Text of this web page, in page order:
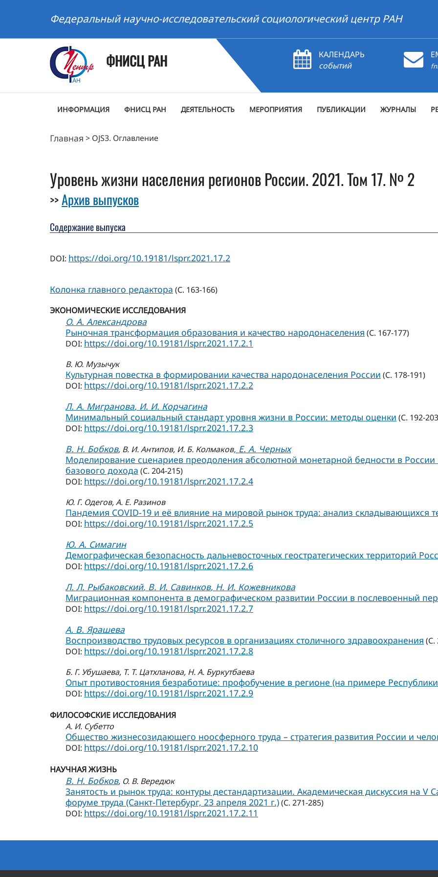
Федеральный научно-исследовательский социологический центр РАН
ФНИСЦ РАН
КАЛЕНДАРЬ
событий
ИНФОРМАЦИЯ ФНИСЦ РАН ДЕЯТЕЛЬНОСТЬ МЕРОПРИЯТИЯ ПУБЛИКАЦИИ ЖУРНАЛЫ
Главная > OJS3. Оглавление
Уровень жизни населения регионов России. 2021. Том 17. № 2
>>Архив выпусков
Содержание выпуска
DOI: https://doi.org/10.19181/lsprr.2021.17.2
Колонка главного редактора (С. 163-166)
ЭКОНОМИЧЕСКИЕ ИССЛЕДОВАНИЯ
О. А. Александрова
Рыночная трансформация образования и качество народонаселения (С. 167-177)
DOI: https://doi.org/10.19181/lsprr.2021.17.2.1
В. Ю. Музычук
Культурная повестка в формировании качества народонаселения России (С. 178-191)
DOI: https://doi.org/10.19181/lsprr.2021.17.2.2
Л. А. Мигранова, И. И. Корчагина
Минимальный социальный стандарт уровня жизни в России: методы оценки (С. 192-
DOI: https://doi.org/10.19181/lsprr.2021.17.2.3
В. Н. Бобков, В. И. Антипов, И. Б. Колмаков, Е. А. Черных
Моделирование сценариев преодоления абсолютной монетарной бедности в России
базового дохода (С. 204-215)
DOI: https://doi.org/10.19181/lsprr.2021.17.2.4
Ю. Г. Одегов, А. Е. Разинов
Пандемия COVID-19 и её влияние на мировой рынок труда: анализ складывающихся
DOI: https://doi.org/10.19181/lsprr.2021.17.2.5
Ю. А. Симагин
Демографическая безопасность дальневосточных геостратегических территорий
DOI: https://doi.org/10.19181/lsprr.2021.17.2.6
Л. Л. Рыбаковский, В. И. Савинков, Н. И. Кожевникова
Миграционная компонента в демографическом развитии России в послевоенный
DOI: https://doi.org/10.19181/lsprr.2021.17.2.7
А. В. Ярашева
Воспроизводство трудовых ресурсов в организациях столичного здравоохранения (С.
DOI: https://doi.org/10.19181/lsprr.2021.17.2.8
Б. Г. Убушаева, Т. Т. Цатхланова, Н. А. Буркутбаева
Опыт противостояния безработице: профобучение в регионе (на примере
DOI: https://doi.org/10.19181/lsprr.2021.17.2.9
ФИЛОСОФСКИЕ ИССЛЕДОВАНИЯ
А. И. Субетто
Общество жизнесозидающего ноосферного труда – стратегия развития России и
DOI: https://doi.org/10.19181/lsprr.2021.17.2.10
НАУЧНАЯ ЖИЗНЬ
В. Н. Бобков, О. В. Вередюк
Занятость и рынок труда: контуры дестандартизации. Академическая дискуссия на
форуме труда (Санкт-Петербург, 23 апреля 2021 г.)(С. 271-285)
DOI: https://doi.org/10.19181/lsprr.2021.17.2.11